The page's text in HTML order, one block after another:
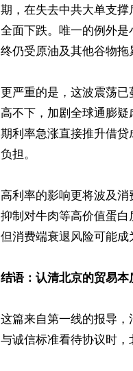
期，在失去中共大单支
全面下跌。唯一的例外
终仍受原油及其他谷物拖
更严重的是，这波震荡
高不下，加剧全球通膨
期利率急涨直接推升借
负担。
高利率的影响更将波及消
抑制对牛肉等高价值蛋白
但消费端衰退风险可能成
结语：认清北京的贸易本
这篇来自第一线的报导
与诚信标准看待协议时，